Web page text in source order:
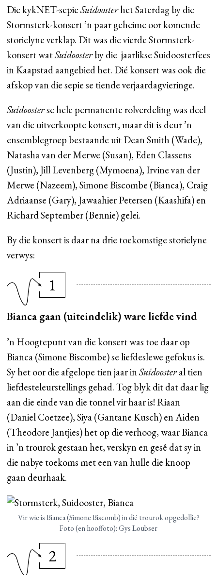
Die kykNET-sepieSuidoosterhet Saterdag by die
Stormsterk-konsert ’n paar geheime oor komende
storielyne verklap. Dit was die vierde Stormsterk-
konsert watSuidoosterby die jaarlikse Suidoosterfees
in Kaapstad aangebied het. Dié konsert was ook die
afskop van die sepie se tiende verjaardagvieringe.
Suidoosterse hele permanente rolverdeling was deel
van die uitverkoopte konsert, maar dit is deur ’n
ensemblegroep bestaande uit Dean Smith (Wade),
Natasha van der Merwe (Susan), Eden Classens
(Justin), Jill Levenberg (Mymoena), Irvine van der
Merwe (Nazeem), Simone Biscombe (Bianca), Craig
Adriaanse (Gary), Jawaahier Petersen (Kaashifa) en
Richard September (Bennie) gelei.
By die konsert is daar na drie toekomstige storielyne
verwys:
1
Bianca gaan (uiteindelik) ware liefde vind
’n Hoogtepunt van die konsert was toe daar op
Bianca (Simone Biscombe) se liefdeslewe gefokus is.
Sy het oor die afgelope tien jaar inSuidoosteral tien
liefdesteleurstellings gehad. Tog blyk dit dat daar lig
aan die einde van die tonnel vir haar is! Riaan
(Daniel Coetzee), Siya (Gantane Kusch) en Aiden
(Theodore Jantjies) het op die verhoog, waar Bianca
in ’n trourok gestaan het, verskyn en gesê dat sy in
die nabye toekoms met een van hulle die knoop
gaan deurhaak.
Vir wie is Bianca (Simone Biscomb) in dié trourok opgedollie?
Foto (en hooffoto): Gys Loubser
2